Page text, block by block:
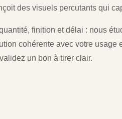
des visuels percutants qui
finition et délai : nous
cohérente avec votre usage
un bon à tirer clair.